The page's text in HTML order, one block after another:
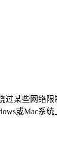
某些网络
或Mac系